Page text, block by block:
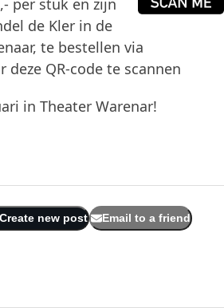
per stuk en zijn
de Kler in de
te bestellen via
deze QR-code te scannen
in Theater Warenar!
Create new post Email to a friend